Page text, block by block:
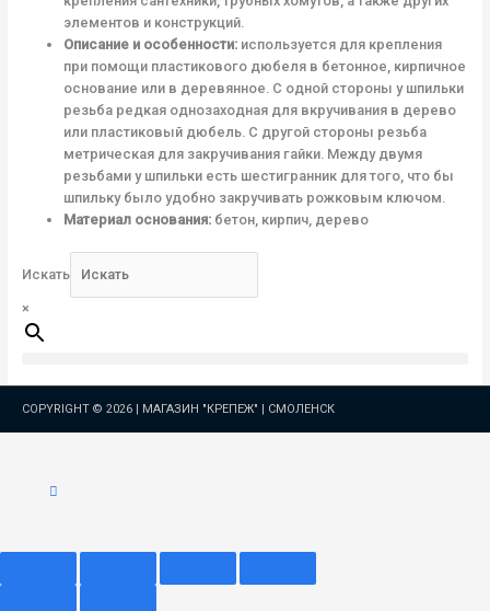
элементов и конструкций.
Описание и особенности:используется для крепления
при помощи пластикового дюбеля в бетонное, кирпичное
основание или в деревянное. С одной стороны у шпильки
резьба редкая однозаходная для вкручивания в дерево
или пластиковый дюбель. С другой стороны резьба
метрическая для закручивания гайки. Между двумя
резьбами у шпильки есть шестигранник для того, что бы
шпильку было удобно закручивать рожковым ключом.
Материал основания:бетон, кирпич, дерево
Искать
×
COPYRIGHT © 2026 | МАГАЗИН "КРЕПЕЖ" | СМОЛЕНСК